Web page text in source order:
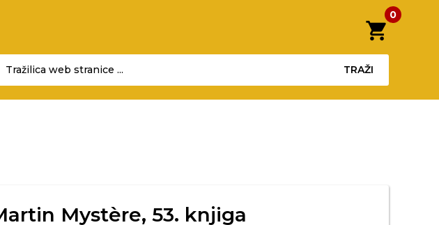
shopping_cart
0
TRAŽI
Mystère, 53. knjiga